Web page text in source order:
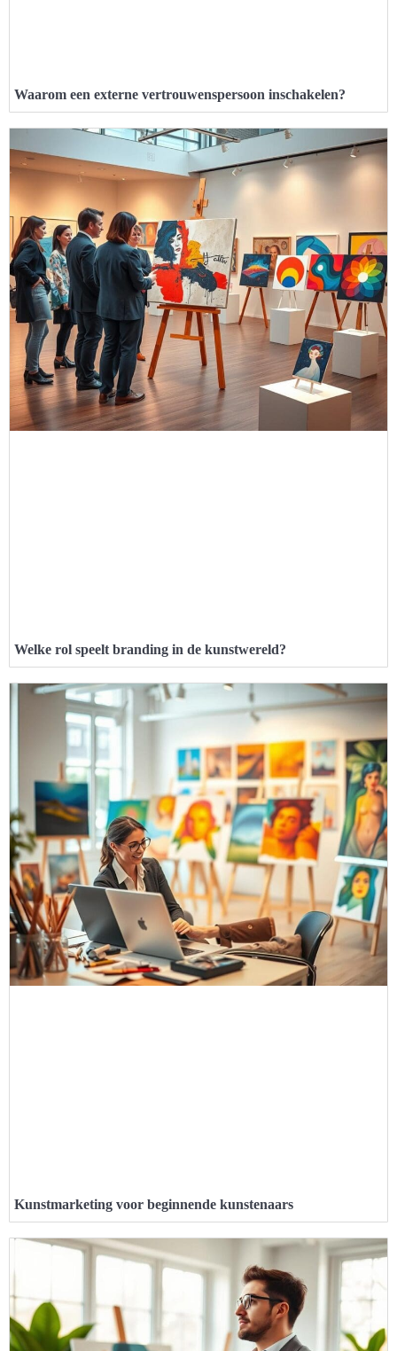
Waarom een externe vertrouwenspersoon inschakelen?
Welke rol speelt branding in de kunstwereld?
Kunstmarketing voor beginnende kunstenaars